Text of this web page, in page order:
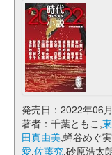
発売日：2022年06
著者：千葉ともこ,
田真由美,蝉谷めぐ
愛,佐藤究,砂原浩太